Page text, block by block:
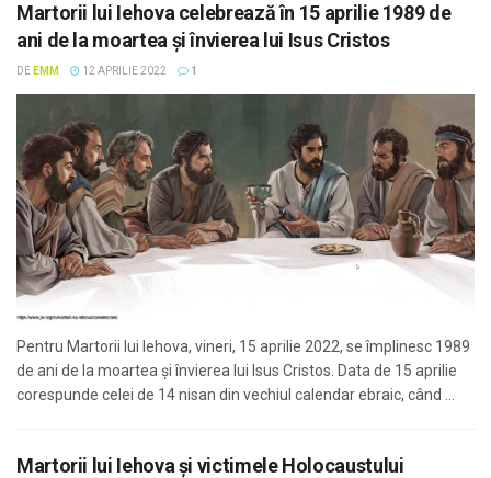
Martorii lui Iehova celebrează în 15 aprilie 1989 de
ani de la moartea și învierea lui Isus Cristos
DE EMM 12 APRILIE 2022 1
Pentru Martorii lui Iehova, vineri, 15 aprilie 2022, se împlinesc 1989
de ani de la moartea și învierea lui Isus Cristos. Data de 15 aprilie
corespunde celei de 14 nisan din vechiul calendar ebraic, când ...
Martorii lui Iehova și victimele Holocaustului